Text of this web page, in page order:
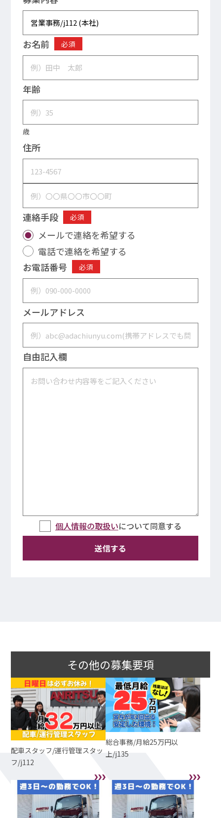
お名前 必須
年齢
歳
住所
連絡手段 必須
メールで連絡を希望する
電話で連絡を希望する
お電話番号
必須
メールアドレス
自由記入欄
個人情報の取扱いについて同意する
その他の募集要項
配車スタッフ/運行管理スタッ
フ/j112
総合事務/月給25万円以
上/j135